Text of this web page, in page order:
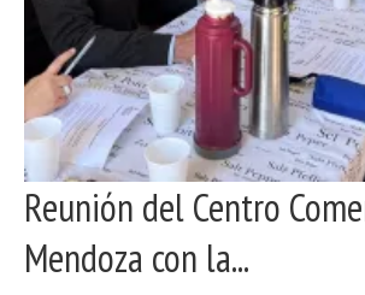
Reunión del Centro
Mendoza con la...